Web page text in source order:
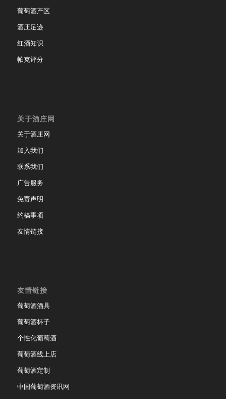
葡萄酒产区
酒庄足迹
红酒知识
帕克评分
关于酒庄网
关于酒庄网
加入我们
联系我们
广告服务
免责声明
约稿事项
友情链接
友情链接
葡萄酒酒具
葡萄酒杯子
个性化葡萄酒
葡萄酒线上店
葡萄酒定制
中国葡萄酒资讯网